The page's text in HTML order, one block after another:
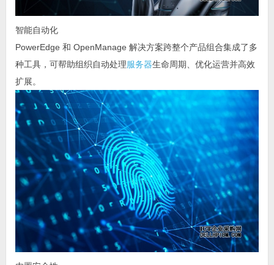
智能自动化
PowerEdge 和 OpenManage 解决方案跨整个产品组合集成了多
种工具，可帮助组织自动处理服务器生命周期、优化运营并高效
扩展。